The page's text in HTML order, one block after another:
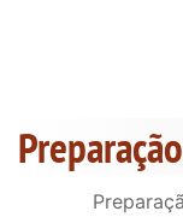
Preparação